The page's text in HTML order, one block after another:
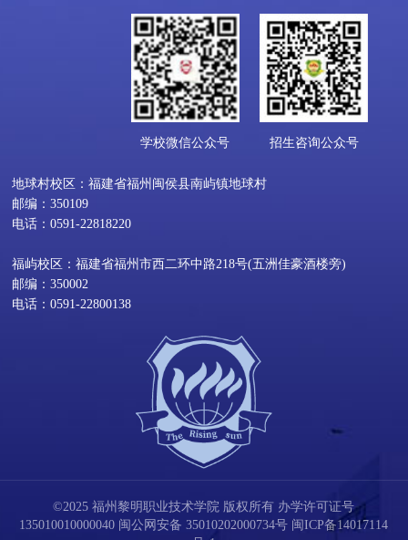
学校微信公众号 招生咨询公众号
地球村校区：福建省福州闽侯县南屿镇地球村
邮编：350109
电话：0591-22818220
福屿校区：福建省福州市西二环中路218号(五洲佳豪酒楼旁)
邮编：350002
电话：0591-22800138
©2025 福州黎明职业技术学院 版权所有 办学许可证号
135010010000040 闽公网安备 35010202000734号 闽ICP备14017114